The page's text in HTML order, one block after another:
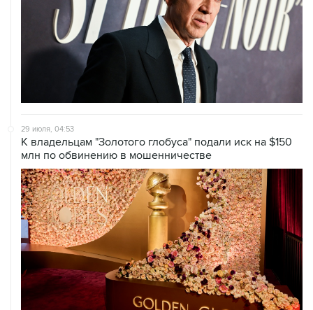
29 июля, 04:53
К владельцам "Золотого глобуса" подали иск на $150
млн по обвинению в мошенничестве